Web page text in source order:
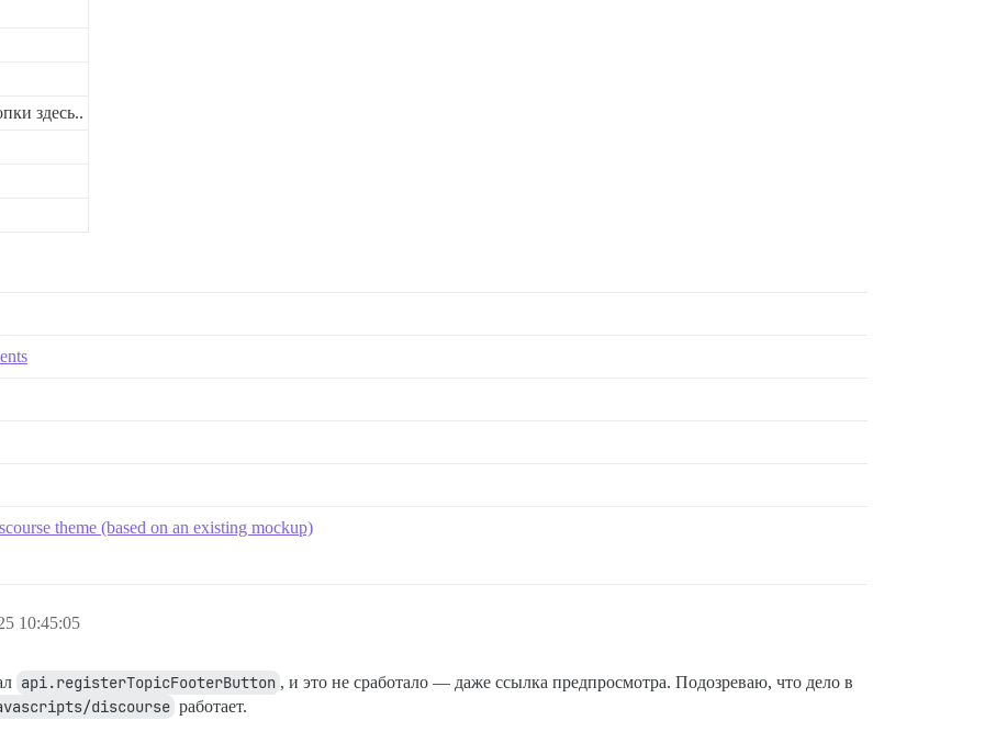
здесь..
theme (based on an existing mockup)
10:45:05
api.registerTopicFooterButton , и это не сработало — даже ссылка предпросмотра. Подозреваю, что дело в
discourse работает.